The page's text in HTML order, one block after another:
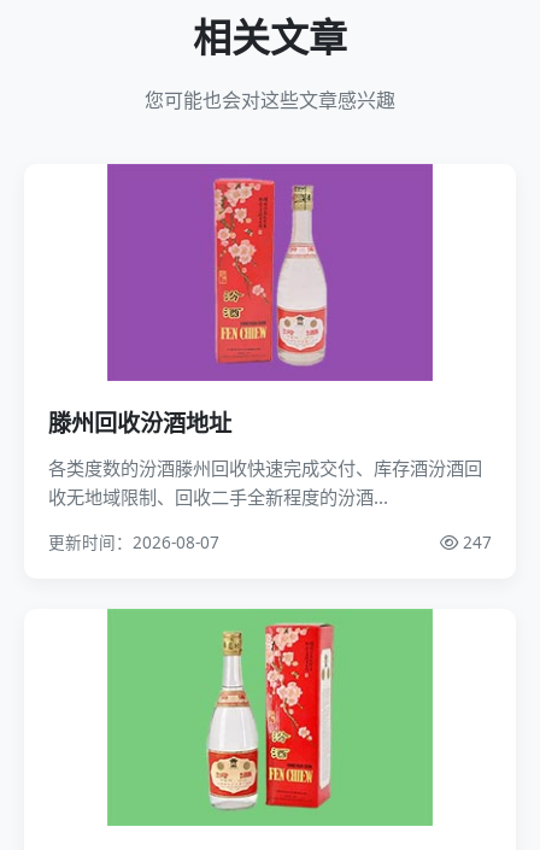
相关文章
您可能也会对这些文章感兴趣
滕州回收汾酒地址
各类度数的汾酒滕州回收快速完成交付、库存酒汾酒回
收无地域限制、回收二手全新程度的汾酒...
更新时间：2026-08-07 247